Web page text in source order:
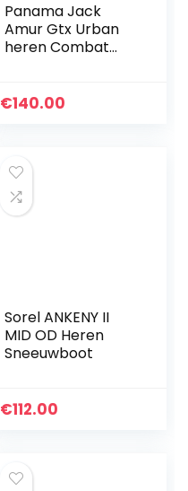
Panama Jack
Amur Gtx Urban
heren Combat
€140.00
Sorel ANKENY II
MID OD Heren
Sneeuwboot
€112.00